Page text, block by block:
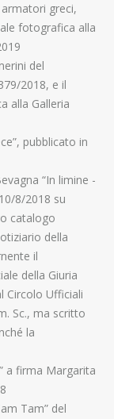
greci,
fotografica alla
del
2018, e il
alla Galleria
pubblicato in
“In limine -
8/2018 su
catalogo
della
il
della Giuria
Circolo Ufficiali
Sc., ma scritto
la
a firma Margarita
Tam” del